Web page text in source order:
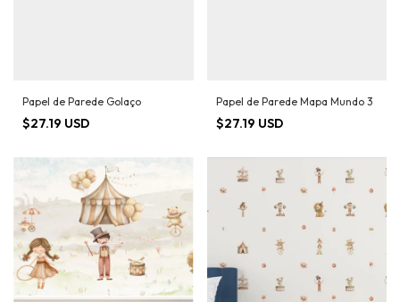
Papel de Parede Golaço
$27.19 USD
Papel de Parede Mapa Mundo 3
$27.19 USD